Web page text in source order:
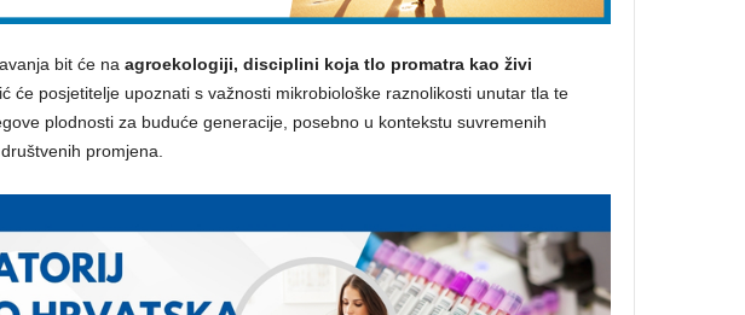
bit će na agroekologiji, disciplini koja tlo promatra kao živi
će posjetitelje upoznati s važnosti mikrobiološke raznolikosti unutar tla te
plodnosti za buduće generacije, posebno u kontekstu suvremenih
promjena.